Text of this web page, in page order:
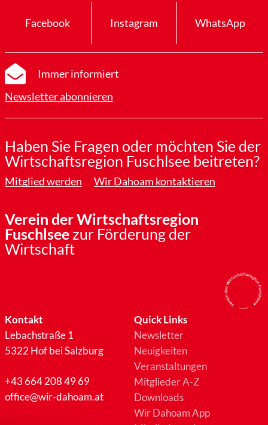
Facebook Instagram WhatsApp
Immer informiert
Newsletter abonnieren
Haben Sie Fragen oder möchten Sie der
Wirtschaftsregion Fuschlsee beitreten?
Mitglied werden Wir Dahoam kontaktieren
Verein der Wirtschaftsregion
Fuschlseezur Förderung der
Wirtschaft
Kontakt
Lebachstraße 1
5322 Hof bei Salzburg
+43 664 208 49 69
office@wir-dahoam.at
Quick Links
Newsletter
Neuigkeiten
Veranstaltungen
Mitglieder A-Z
Downloads
Wir Dahoam App